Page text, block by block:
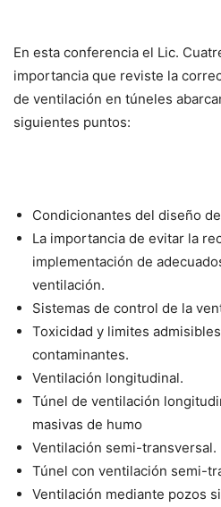
En esta conferencia el Lic.
importancia que reviste la
de ventilación en túneles
siguientes puntos:
Condicionantes del diseño
La importancia de evitar la
implementación de
ventilación.
Sistemas de control de la
Toxicidad y limites
contaminantes.
Ventilación longitudinal.
Túnel de ventilación
masivas de humo
Ventilación semi-transversal.
Túnel con ventilación semi-
Ventilación mediante pozos